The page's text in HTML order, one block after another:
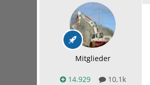
Mitglieder
14.929 10,1k